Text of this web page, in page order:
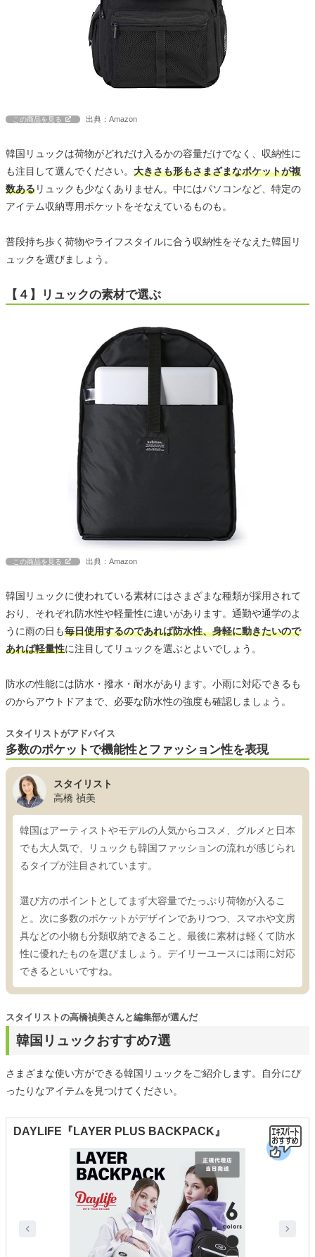
この商品を見る 出典：Amazon
韓国リュックは荷物がどれだけ入るかの容量だけでなく、収納性に
も注目して選んでください。 大きさも形もさまざまなポケットが複
数あるリュックも少なくありません。中にはパソコンなど、特定の
アイテム収納専用ポケットをそなえているものも。
普段持ち歩く荷物やライフスタイルに合う収納性をそなえた韓国リ
ュックを選びましょう。
【４】リュックの素材で選ぶ
この商品を見る 出典：Amazon
韓国リュックに使われている素材にはさまざまな種類が採用されて
おり、それぞれ防水性や軽量性に違いがあります。通勤や通学のよ
うに雨の日も毎日使用するのであれば防水性、身軽に動きたいので
あれば軽量性に注目してリュックを選ぶとよいでしょう。
防水の性能には防水・撥水・耐水があります。小雨に対応できるも
のからアウトドアまで、必要な防水性の強度も確認しましょう。
多数のポケットで機能性とファッション性を表現
スタイリストがアドバイス
スタイリスト
高橋 禎美
韓国はアーティストやモデルの人気からコスメ、グルメと日本
でも大人気で、リュックも韓国ファッションの流れが感じられ
るタイプが注目されています。
選び方のポイントとしてまず大容量でたっぷり荷物が入るこ
と。次に多数のポケットがデザインでありつつ、スマホや文房
具などの小物も分類収納できること。最後に素材は軽くて防水
性に優れたものを選びましょう。デイリーユースには雨に対応
できるといいですね。
韓国リュックおすすめ7選
スタイリストの高橋禎美さんと編集部が選んだ
さまざまな使い方ができる韓国リュックをご紹介します。自分にぴ
ったりなアイテムを見つけてください。
DAYLIFE『LAYER PLUS BACKPACK』